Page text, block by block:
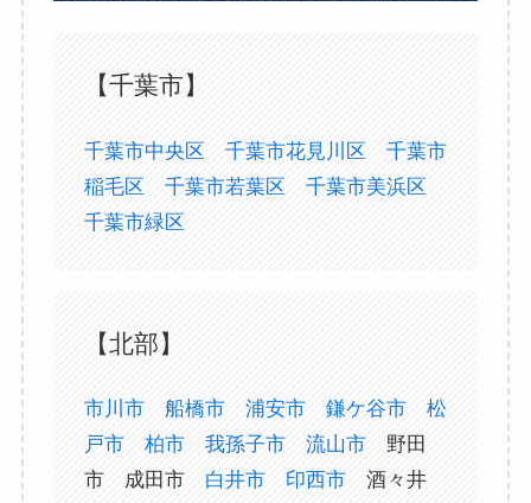
【千葉市】
千葉市中央区 千葉市花見川区
千葉市
稲毛区
千葉市若葉区
千葉市美浜区
千葉市緑区
【北部】
市川市 船橋市 浦安市 鎌ケ谷市
松
戸市
柏市 我孫子市 流山市野田
市 成田市 白井市 印西市酒々井